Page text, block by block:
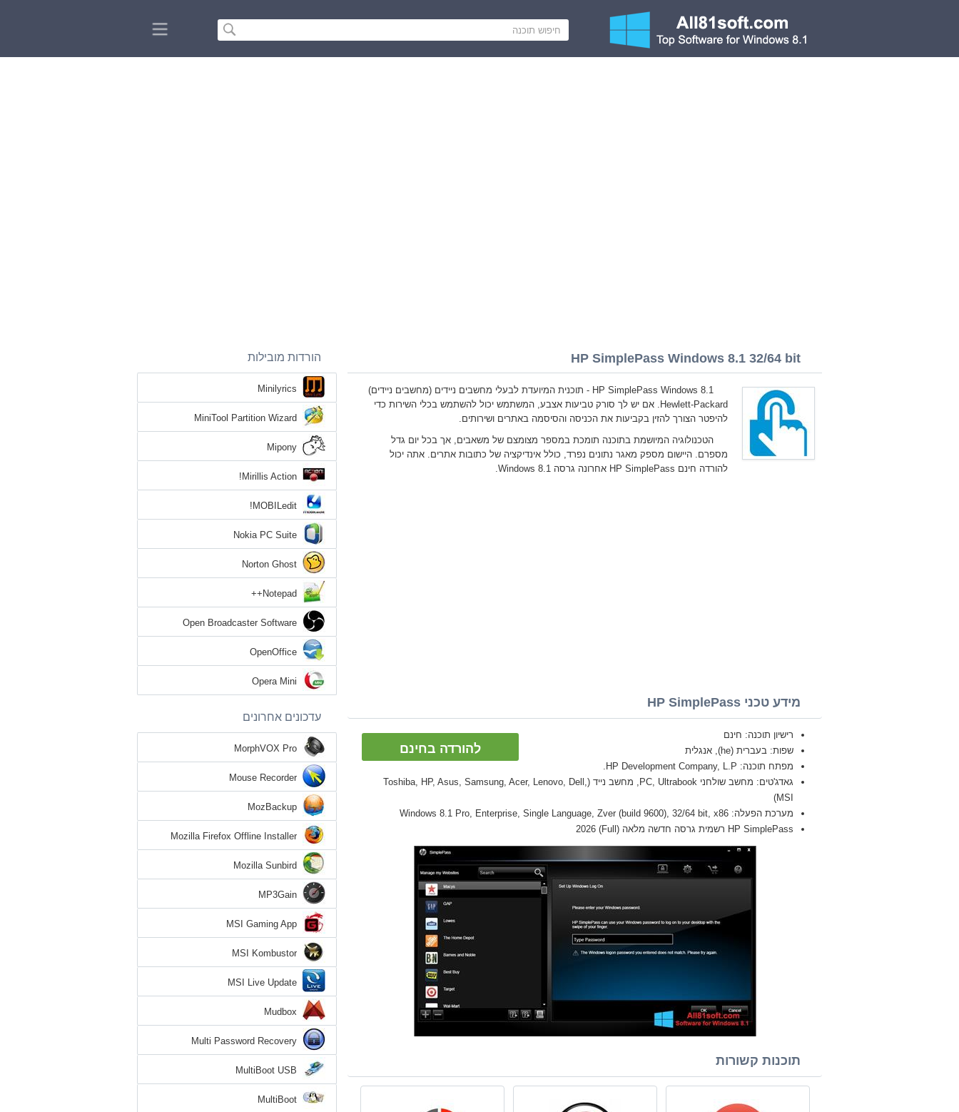
HP SimplePass Windows 8.1 32/64 bit
HP SimplePass Windows 8.1 - תוכנית המיועדת לבעלי מחשבים ניידים (מחשבים ניידים)
Hewlett-Packard. אם יש לך סורק טביעות אצבע, המשתמש יכול להשתמש בכלי השירות כדי
להיפטר הצורך להזין בקביעות את הכניסה והסיסמה באתרים ושירותים.
הטכנולוגיה המיושמת בתוכנה תומכת במספר מצומצם של משאבים, אך בכל יום גדל
מספרם. היישום מספק מאגר נתונים נפרד, כולל אינדיקציה של כתובות אתרים. אתה יכול
להורדה חינם HP SimplePass אחרונה גרסה Windows 8.1.
מידע טכני HP SimplePass
להורדה בחינם
רישיון תוכנה: חינם
שפות: בעברית (he), אנגלית
מפתח תוכנה: HP Development Company, L.P.
גאדג'טים: מחשב שולחני PC, Ultrabook, מחשב נייד (Toshiba, HP, Asus, Samsung, Acer, Lenovo, Dell,
MSI)
מערכת הפעלה: Windows 8.1 Pro, Enterprise, Single Language, Zver (build 9600), 32/64 bit, x86
HP SimplePass רשמית גרסה חדשה מלאה (Full) 2026
תוכנות קשורות
הורדות מובילות
Minilyrics
MiniTool Partition Wizard
Mipony
Mirillis Action!
MOBILedit!
Nokia PC Suite
Norton Ghost
Notepad++
Open Broadcaster Software
OpenOffice
Opera Mini
עדכונים אחרונים
MorphVOX Pro
Mouse Recorder
MozBackup
Mozilla Firefox Offline Installer
Mozilla Sunbird
MP3Gain
MSI Gaming App
MSI Kombustor
MSI Live Update
Mudbox
Multi Password Recovery
MultiBoot USB
MultiBoot